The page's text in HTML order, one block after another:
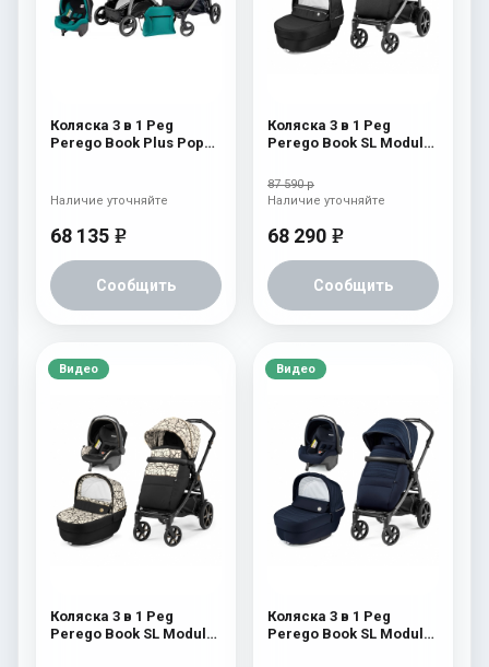
Коляска 3 в 1 Peg
Perego Book Plus Pop
Pop-Up Completo)
68 135 e
Сообщить
Наличие уточняйте
Коляска 3 в 1 Peg
Perego Book SL Modular
87 590 р
68 290 e
Сообщить
Наличие уточняйте
Видео
Коляска 3 в 1 Peg
Perego Book SL Modular
Видео
Коляска 3 в 1 Peg
Perego Book SL Modular